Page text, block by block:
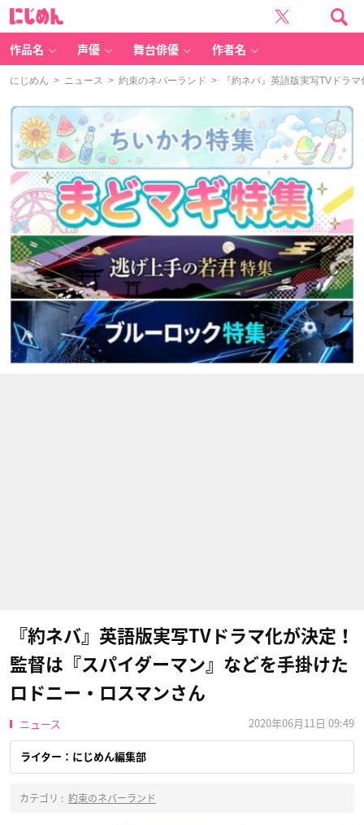
作品名 声優 舞台俳優 作者名
にじめん > ニュース > 約束のネバーランド > 『約ネバ』英語版実写TVドラ
『約ネバ』英語版実写TVドラマ化が決定！
監督は『スパイダーマン』などを手掛けた
ロドニー・ロスマンさん
ニュース 2020年06月11日 09:49
ライター：にじめん編集部
カテゴリ : 約束のネバーランド